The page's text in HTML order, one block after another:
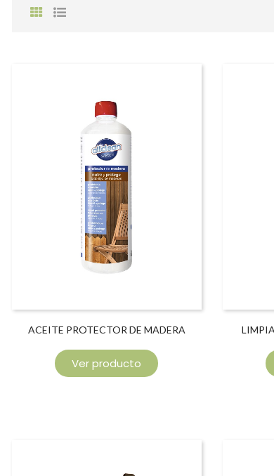
ACEITE PROTECTOR DE MADERA
Ver producto